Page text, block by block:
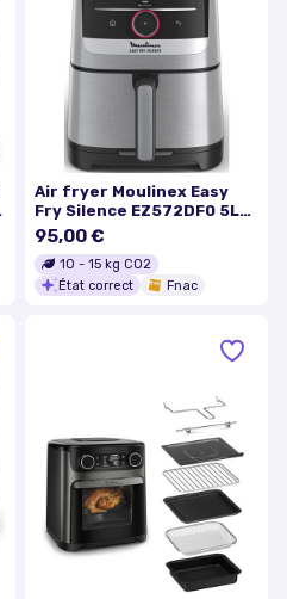
Air fryer Moulinex Easy
Fry Silence EZ572DF0 5L
Inox
95,00 €
10 - 15 kg CO2
État correct
Fnac